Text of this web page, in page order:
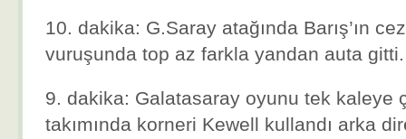
10. dakika: G.Saray atağında Barış’ın
vuruşunda top az farkla yandan auta gitti.
9. dakika: Galatasaray oyunu tek kaleye
takımında korneri Kewell kullandı arka